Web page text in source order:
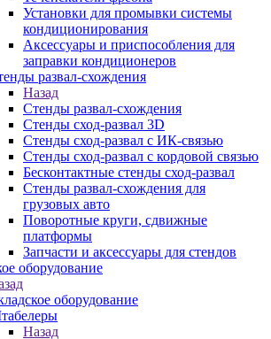
Установки для промывки системы
кондиционирования
Аксессуары и приспособления для
заправки кондиционеров
развал-схождения
Назад
Стенды развал-схождения
Стенды сход-развал 3D
Стенды сход-развал с ИК-связью
Стенды сход-развал с кордовой связью
Бесконтактные стенды сход-развал
Стенды развал-схождения для
грузовых авто
Поворотные круги, сдвижные
платформы
Запчасти и аксессуары для стендов
оборудование
оборудование
Назад